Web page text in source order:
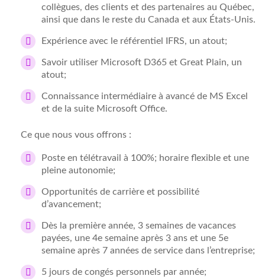
collègues, des clients et des partenaires au Québec,
ainsi que dans le reste du Canada et aux États-Unis.
Expérience avec le référentiel IFRS, un atout;
Savoir utiliser Microsoft D365 et Great Plain, un
atout;
Connaissance intermédiaire à avancé de MS Excel
et de la suite Microsoft Office.
Ce que nous vous offrons :
Poste en télétravail à 100%; horaire flexible et une
pleine autonomie;
Opportunités de carrière et possibilité
d’avancement;
Dès la première année, 3 semaines de vacances
payées, une 4e semaine après 3 ans et une 5e
semaine après 7 années de service dans l’entreprise;
5 jours de congés personnels par année;